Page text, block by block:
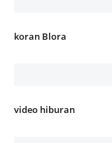
koran Blora
video hiburan